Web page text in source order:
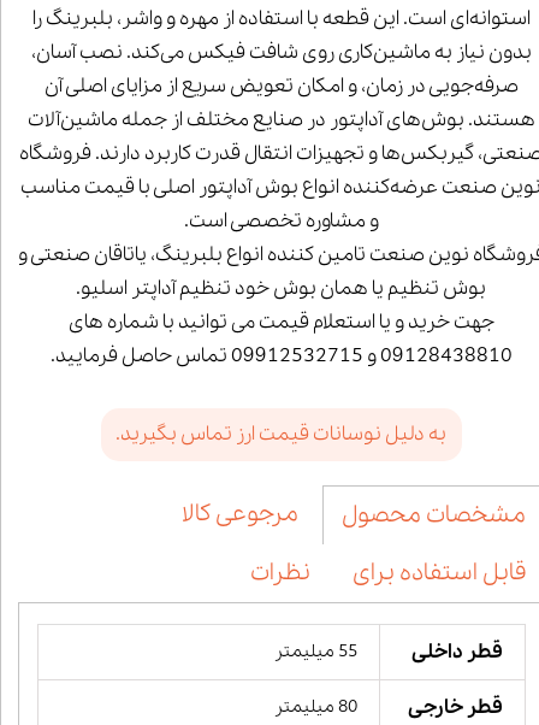
استوانه‌ای است. این قطعه با استفاده از مهره و واشر، بلبرینگ را
بدون نیاز به ماشین‌کاری روی شافت فیکس می‌کند. نصب آسان،
صرفه‌جویی در زمان، و امکان تعویض سریع از مزایای اصلی آن
هستند. بوش‌های آداپتور در صنایع مختلف از جمله ماشین‌آلات
گیربکس‌ها و تجهیزات انتقال قدرت کاربرد دارند. فروشگاه
صنعت عرضه‌کننده انواع بوش آداپتور اصلی با قیمت مناسب
و مشاوره تخصصی است.
نوین صنعت تامین کننده انواع بلبرینگ، یاتاقان صنعتی و
بوش تنظیم یا همان بوش خود تنظیم آداپتر اسلیو.
جهت خرید و یا استعلام قیمت می توانید با شماره های
09128438810 و 09912532715 تماس حاصل فرمایید.
به دلیل نوسانات قیمت ارز تماس بگیرید.
مشخصات محصول
مرجوعی کالا
قابل استفاده برای
نظرات
قطر داخلی 55 میلیمتر
قطر خارجی 80 میلیمتر